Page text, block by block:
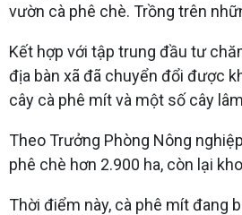
vườn cà phê chè. Trồng trên
Kết hợp với tập trung đầu tư
địa bàn xã đã chuyển đổi được
cây cà phê mít và một số cây
Theo Trưởng Phòng Nông
phê chè hơn 2.900 ha, còn lại
Thời điểm này, cà phê mít đang